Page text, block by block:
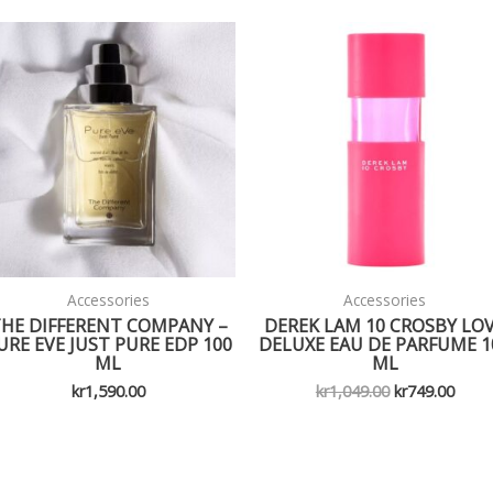
Accessories
DIFFERENT COMPANY –
EVE JUST PURE EDP 100
ML
kr1,590.00
Accessories
DEREK LAM 10 CROSBY
DELUXE EAU DE PARFUME
ML
kr1,049.00 Opprinnelig
kr749.00